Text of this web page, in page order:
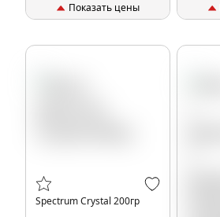
Показать цены
Spectrum Crystal 200гр